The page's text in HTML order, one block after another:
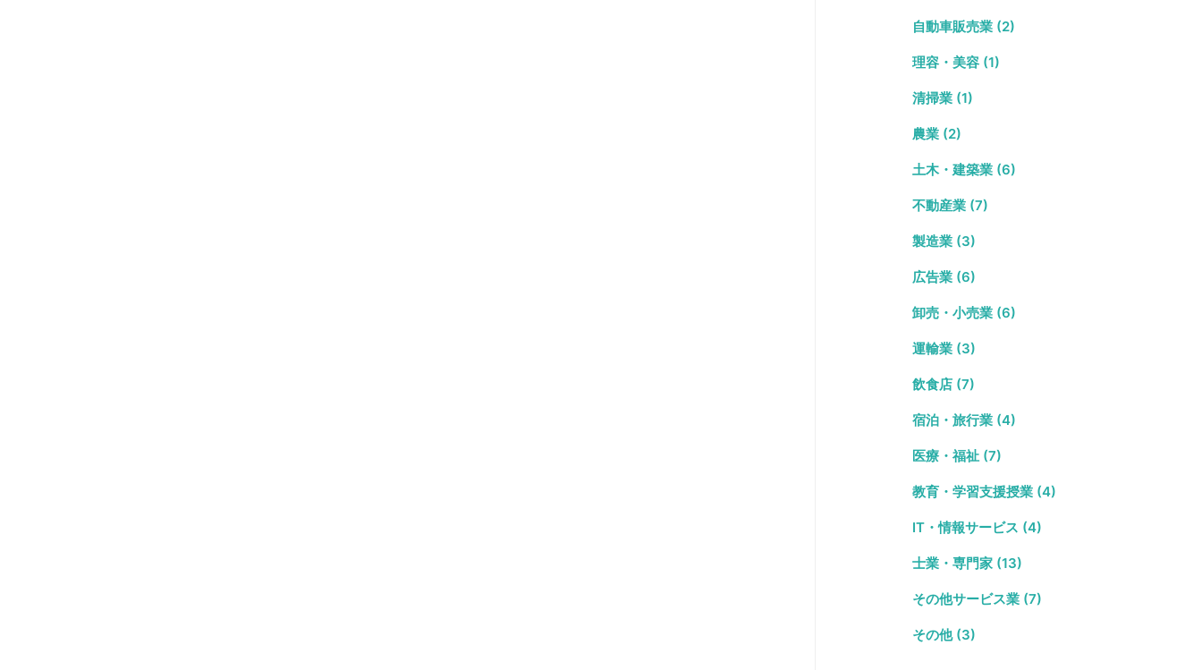
自動車販売業 (2)
理容・美容 (1)
清掃業 (1)
農業 (2)
土木・建築業 (6)
不動産業 (7)
製造業 (3)
広告業 (6)
卸売・小売業 (6)
運輸業 (3)
飲食店 (7)
宿泊・旅行業 (4)
医療・福祉 (7)
教育・学習支援授業 (4)
IT・情報サービス (4)
士業・専門家 (13)
その他サービス業 (7)
その他 (3)